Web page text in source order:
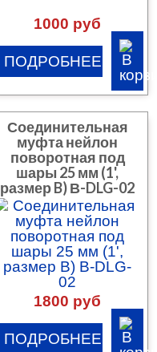
1000 руб
ПОДРОБНЕЕ
Соединительная
муфта нейлон
поворотная под
шары 25 мм (1',
размер B) В-DLG-02
1800 руб
ПОДРОБНЕЕ